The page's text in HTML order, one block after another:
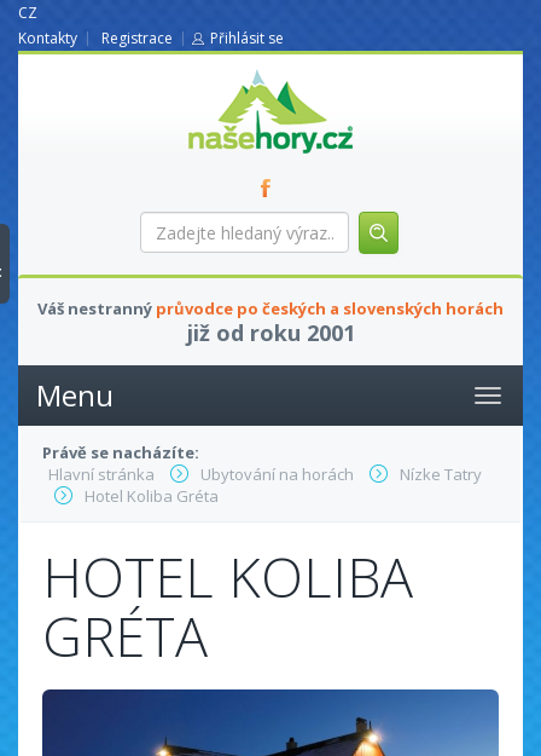
CZ
Kontakty
Registrace Přihlásit se
nasehory.cz
Zadejte
hledaný
Váš nestranný průvodce po českých a slovenských horách
již od roku 2001
Menu
Právě se nacházíte:
Hlavní stránka
Ubytování na horách
Nízke Tatry
Hotel Koliba Gréta
HOTEL KOLIBA
GRÉTA